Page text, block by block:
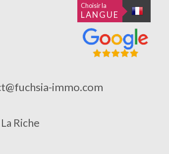
Choisir la
LANGUE
immo.com
Riche